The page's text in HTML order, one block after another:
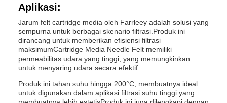
Aplikasi:
Jarum felt cartridge media oleh Farrleey adalah solusi yang
sempurna untuk berbagai skenario filtrasi.Produk ini
dirancang untuk memberikan efisiensi filtrasi
maksimumCartridge Media Needle Felt memiliki
permeabilitas udara yang tinggi, yang memungkinkan
untuk menyaring udara secara efektif.
Produk ini tahan suhu hingga 200°C, membuatnya ideal
untuk digunakan dalam aplikasi filtrasi suhu tinggi.yang